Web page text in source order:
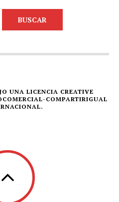
UNA LICENCIA CREATIVE
COMPARTIRIGUAL